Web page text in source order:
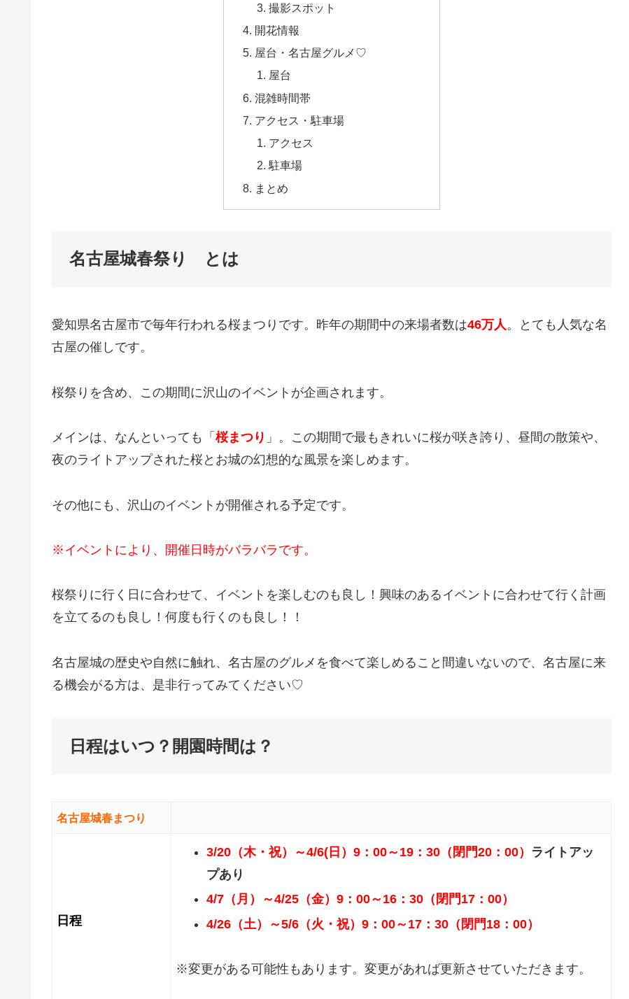
撮影スポット
開花情報
屋台・名古屋グルメ♡
屋台
混雑時間帯
アクセス・駐車場
アクセス
駐車場
まとめ
名古屋城春祭り とは
愛知県名古屋市で毎年行われる桜まつりです。昨年の期間中の来場者数は46万人。とても人気な名
古屋の催しです。
桜祭りを含め、この期間に沢山のイベントが企画されます。
メインは、なんといっても「 桜まつり 」。この期間で最もきれいに桜が咲き誇り、昼間の散策や、
夜のライトアップされた桜とお城の幻想的な風景を楽しめます。
その他にも、沢山のイベントが開催される予定です。
※イベントにより、開催日時がバラバラです。
桜祭りに行く日に合わせて、イベントを楽しむのも良し！興味のあるイベントに合わせて行く計画
を立てるのも良し！何度も行くのも良し！！
名古屋城の歴史や自然に触れ、名古屋のグルメを食べて楽しめること間違いないので、名古屋に来
る機会がる方は、是非行ってみてください♡
日程はいつ？開園時間は？
名古屋城春まつり
日程
3/20（木・祝）～4/6(日）9：00～19：30（閉門20：00）
ライトアッ
プあり
4/7（月）～4/25（金）9：00～16：30（閉門17：00）
4/26（土）～5/6（火・祝）9：00～17：30（閉門18：00）
※変更がある可能性もあります。変更があれば更新させていただきます。